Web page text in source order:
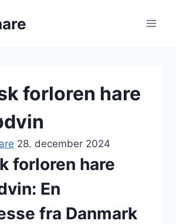
forloren hare
28. december 2024
forloren hare
En
fra Danmark